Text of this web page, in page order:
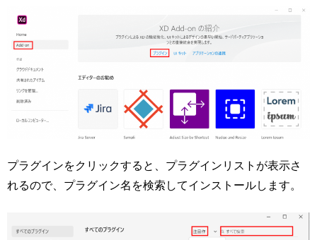
プラグインをクリックすると、プラグインリストが表示さ
れるので、プラグイン名を検索してインストールします。